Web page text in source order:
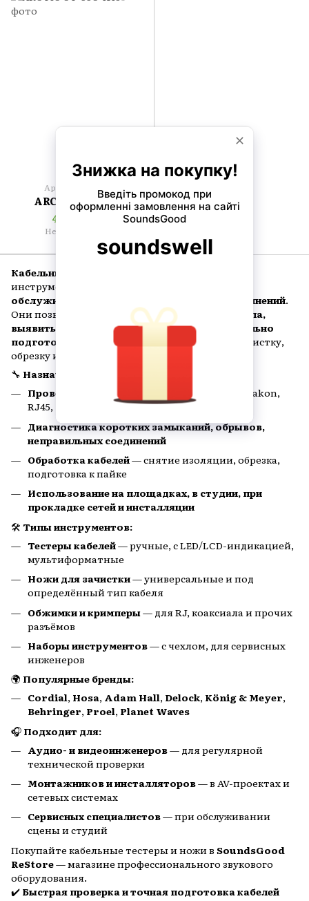
Артикул: 41439
ARCTIC CT-88C
4 617 грн
Нет в наличии
Кабельные тестеры и ножи
инструменты для
обслуживания аудио-, видео- и сетевых соединений.
Они позволяют
проверить целостность сигнала,
выявить ошибки коммутации и профессионально
подготовить кабель к установке
, включая зачистку,
обрезку и обжим.
🔧 Назначение:
Проверка подключения
: XLR, Jack, RCA, Speakon,
RJ45, MIDI, USB и других
Диагностика коротких замыканий, обрывов,
неправильных соединений
Обработка кабелей— снятие изоляции, обрезка,
подготовка к пайке
Использование на площадках, в студии, при
прокладке сетей и инсталляции
🛠 Типы инструментов:
Тестеры кабелей— ручные, с LED/LCD-индикацией,
мультиформатные
Ножи для зачистки— универсальные и под
определённый тип кабеля
Обжимки и кримперы— для RJ, коаксиала и прочих
разъёмов
Наборы инструментов— с чехлом, для сервисных
инженеров
🌍 Популярные бренды:
Cordial, Hosa, Adam Hall, Delock, König & Meyer,
Behringer, Proel, Planet Waves
🎧 Подходит для:
Аудио- и видеоинженеров— для регулярной
технической проверки
Монтажников и инсталляторов— в AV-проектах и
сетевых системах
Сервисных специалистов— при обслуживании
сцены и студий
Покупайте кабельные тестеры и ножи в SoundsGood
ReStore— магазине профессионального звукового
оборудования.
✔️ Быстрая проверка и точная подготовка кабелей